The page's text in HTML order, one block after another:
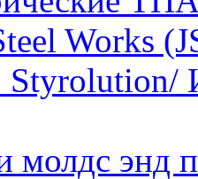
Works
энд